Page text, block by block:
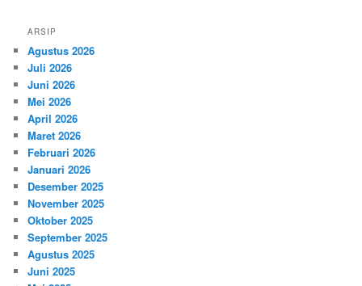
ARSIP
Agustus 2026
Juli 2026
Juni 2026
Mei 2026
April 2026
Maret 2026
Februari 2026
Januari 2026
Desember 2025
November 2025
Oktober 2025
September 2025
Agustus 2025
Juni 2025